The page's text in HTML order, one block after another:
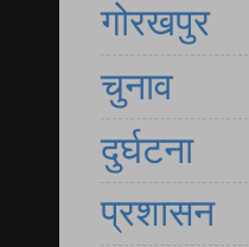
गोरखपुर
चुनाव
दुर्घटना
प्रशासन